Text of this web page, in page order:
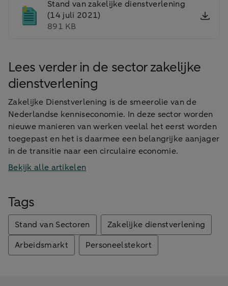
Stand van zakelijke dienstverlening
(14 juli 2021)
891 KB
Lees verder in de sector zakelijke
dienstverlening
Zakelijke Dienstverlening is de smeerolie van de
Nederlandse kenniseconomie. In deze sector worden
nieuwe manieren van werken veelal het eerst worden
toegepast en het is daarmee een belangrijke aanjager
in de transitie naar een circulaire economie.
Bekijk alle artikelen
Tags
Stand van Sectoren
Zakelijke dienstverlening
Arbeidsmarkt
Personeelstekort